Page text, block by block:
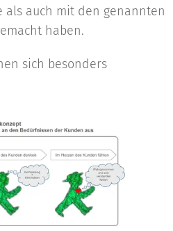
als auch mit den genannten
haben.
sich besonders